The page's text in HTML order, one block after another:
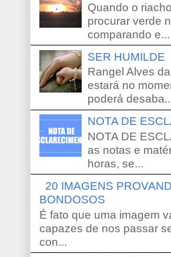
Quando o
procurar verde
comparando e...
SER HUMILDE
Rangel Alves
estará no
poderá
NOTA DE
NOTA DE
as notas e
horas, se...
20 IMAGENS
BONDOSOS
É fato que uma imagem
capazes de nos passar
con...